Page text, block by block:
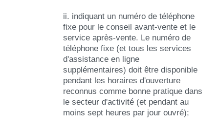
ii. indiquant un numéro de téléphone
fixe pour le conseil avant-vente et le
service après-vente. Le numéro de
téléphone fixe (et tous les services
d'assistance en ligne
supplémentaires) doit être disponible
pendant les horaires d'ouverture
reconnus comme bonne pratique dans
le secteur d'activité (et pendant au
moins sept heures par jour ouvré);